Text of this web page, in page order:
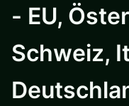
- EU,
Schweiz,